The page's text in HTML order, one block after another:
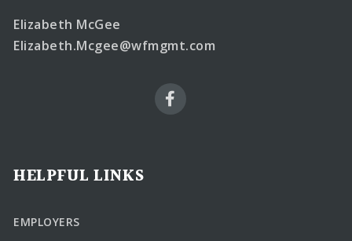
Elizabeth McGee
Elizabeth.Mcgee@wfmgmt.com
HELPFUL LINKS
EMPLOYERS